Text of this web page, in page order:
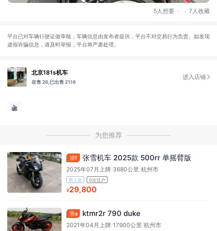
5人想要 . . 7人收藏
平台已对车辆行驶证做审核，车辆信息由发布者提供，平台不对交易行为负责。如发现
虚假诈骗信息，请及时举报，平台将严肃处理。
北京181s机车
在售 26, 已出售 2116
进入店铺
为您推荐
浙f 张雪机车 2025款 500rr 单摇臂版
2025年07月上牌/3680公里 /杭州市
新上架 0次过户
¥29,800
浙a ktmr2r 790 duke
2021年04月上牌/17900公里 /杭州市